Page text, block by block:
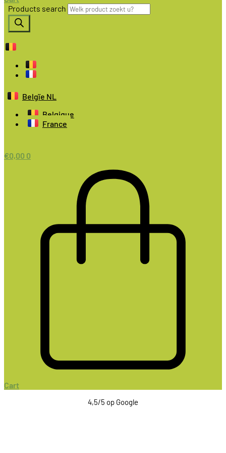
Products search
Belgïe NL
Belgique
France
€0,00 0
Cart
4,5/5 op Google